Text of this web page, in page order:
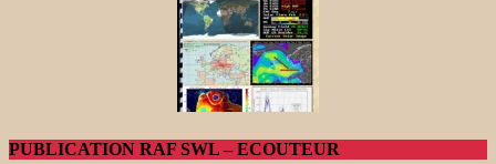
PUBLICATION RAF SWL – ECOUTEUR